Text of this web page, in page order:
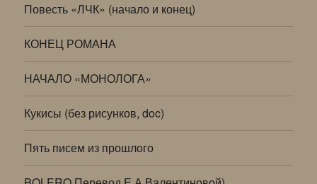
Повесть «ЛЧК» (начало и конец)
КОНЕЦ РОМАНА
НАЧАЛО «МОНОЛОГА»
Кукисы (без рисунков, doc)
Пять писем из прошлого